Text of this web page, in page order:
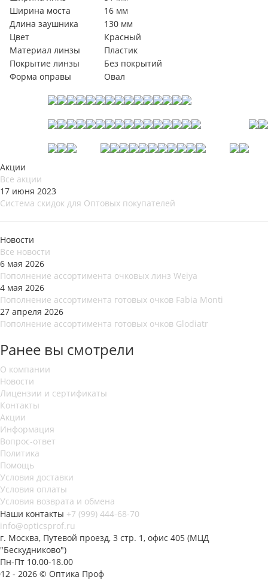
Ширина моста
16 мм
Длина заушника
130 мм
Цвет
Красный
Материал линзы
Пластик
Покрытие линзы
Без покрытий
Форма оправы
Овал
Акции
Все акции
17 июня 2023
Система скидок для Оптовых покупателей
Новости
Все новости
6 мая 2026
Пополнение ассортимента очковых линз Weiya
4 мая 2026
Пополнение ассортимента готовых очков Fabia Monti
27 апреля 2026
Пополнение ассортимента готовых очков Glodiatr
Ранее вы смотрели
О компании
Новости
Лицензии и сертификаты
Контакты
Акции
Информация
Вопрос-ответ
Политика
Помощь
Условия доставки
Условия оплаты
Условия возврата и обмена
Наши контакты +7 (999) 444-68-70
info@opticsprof.ru
г. Москва, Путевой проезд, 3 стр. 1, офис 405 (МЦД
"Бескудниково")
Пн-Пт 10.00-18.00
- 2026 © Оптика Проф